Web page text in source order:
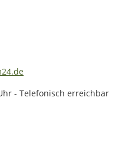
- Telefonisch erreichbar